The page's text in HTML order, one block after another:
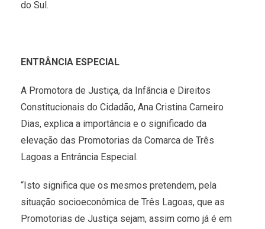
do Sul.
ENTRÂNCIA ESPECIAL
A Promotora de Justiça, da Infância e Direitos
Constitucionais do Cidadão, Ana Cristina Carneiro
Dias, explica a importância e o significado da
elevação das Promotorias da Comarca de Três
Lagoas a Entrância Especial.
“Isto significa que os mesmos pretendem, pela
situação socioeconômica de Três Lagoas, que as
Promotorias de Justiça sejam, assim como já é em